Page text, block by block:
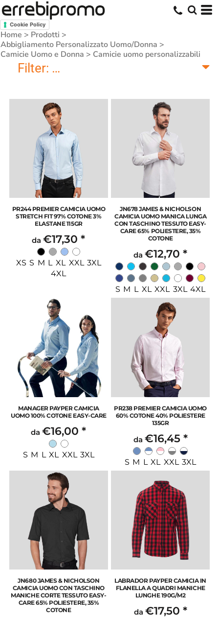
Cookie Policy
Home > Prodotti >
Abbigliamento Personalizzato Uomo/Donna >
Camicie Uomo e Donna > Camicie uomo personalizzabili
Filter: Camicie uomo
PR244 PREMIER CAMICIA UOMO
STRETCH FIT 97% COTONE 3%
ELASTANE 115GR
da€17,30*
XS S M L XL XXL 3XL
4XL
JN678 JAMES & NICHOLSON
CAMICIA UOMO MANICA LUNGA
CON TASCHINO TESSUTO EASY-
CARE 65% POLIESTERE, 35%
COTONE
da€12,70*
S M L XL XXL 3XL 4XL
MANAGER PAYPER CAMICIA
UOMO 100% COTONE EASY-CARE
da€16,00*
S M L XL XXL 3XL
PR238 PREMIER CAMICIA UOMO
60% COTONE 40% POLIESTERE
135GR
da €16,45 *
S M L XL XXL 3XL
JN680 JAMES & NICHOLSON
CAMICIA UOMO CON TASCHINO
MANICHE CORTE TESSUTO EASY-
CARE 65% POLIESTERE, 35%
COTONE
LABRADOR PAYPER CAMICIA IN
FLANELLA A QUADRI MANICHE
LUNGHE 190G/M2
da €17,50 *